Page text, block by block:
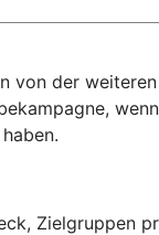
von der
Zielgruppen